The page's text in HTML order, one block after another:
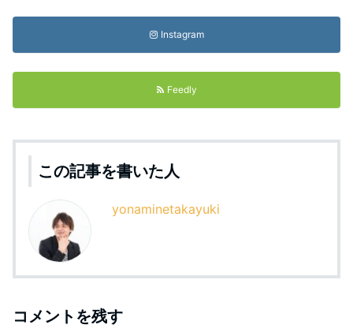
Instagram
Feedly
この記事を書いた人
yonaminetakayuki
コメントを残す